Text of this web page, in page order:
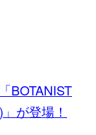
BOTANIST
が登場！